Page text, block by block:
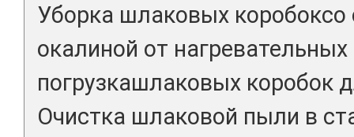
Уборка шлаковых
окалиной от нагревательных
погрузкашлаковых коробок
Очистка шлаковой пыли в